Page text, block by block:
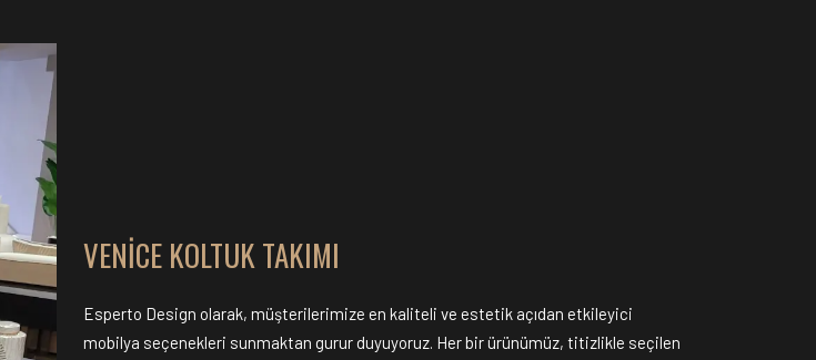
VENICE KOLTUK TAKIMI
Esperto Design olarak, müşterilerimize en kaliteli ve estetik açıdan etkileyici
mobilya seçenekleri sunmaktan gurur duyuyoruz. Her bir ürünümüz, titizlikle seçilen